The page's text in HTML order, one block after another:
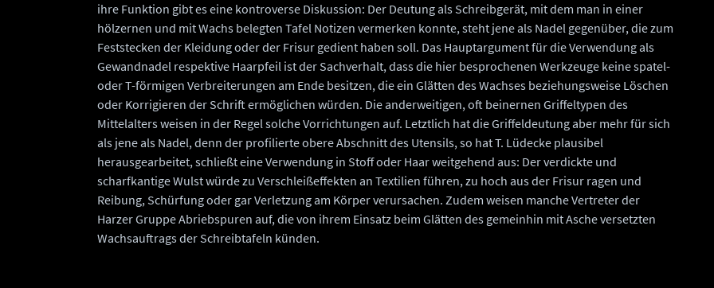
ihre Funktion gibt es eine kontroverse Diskussion: Der Deutung als Schreibgerät, mit dem man in einer
hölzernen und mit Wachs belegten Tafel Notizen vermerken konnte, steht jene als Nadel gegenüber, die zum
Feststecken der Kleidung oder der Frisur gedient haben soll. Das Hauptargument für die Verwendung als
Gewandnadel respektive Haarpfeil ist der Sachverhalt, dass die hier besprochenen Werkzeuge keine spatel-
oder T-förmigen Verbreiterungen am Ende besitzen, die ein Glätten des Wachses beziehungsweise Löschen
oder Korrigieren der Schrift ermöglichen würden. Die anderweitigen, oft beinernen Griffeltypen des
Mittelalters weisen in der Regel solche Vorrichtungen auf. Letztlich hat die Griffeldeutung aber mehr für sich
als jene als Nadel, denn der profilierte obere Abschnitt des Utensils, so hat T. Lüdecke plausibel
herausgearbeitet, schließt eine Verwendung in Stoff oder Haar weitgehend aus: Der verdickte und
scharfkantige Wulst würde zu Verschleißeffekten an Textilien führen, zu hoch aus der Frisur ragen und
Reibung, Schürfung oder gar Verletzung am Körper verursachen. Zudem weisen manche Vertreter der
Harzer Gruppe Abriebspuren auf, die von ihrem Einsatz beim Glätten des gemeinhin mit Asche versetzten
Wachsauftrags der Schreibtafeln künden.